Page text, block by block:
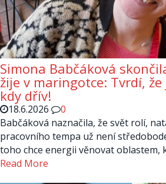
Simona Babčáková
žije v maringotce: Tvrdí,
kdy dřív!
18.6.2026
0
Babčáková naznačila, že svět rolí,
pracovního tempa už není
toho chce energii věnovat oblastem,
Read More